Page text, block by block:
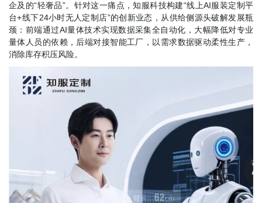
企及的“轻奢品”。针对这一痛点，知服科技构建“线上AI服装定制平
台+线下24小时无人定制店”的创新业态，从供给侧源头破解发展瓶
颈： 前端通过AI量体技术实现数据采集全自动化，大幅降低对专业
量体人员的依赖 ， 后端对接智能工厂，以需求数据驱动柔性生产，
消除库存积压风险。